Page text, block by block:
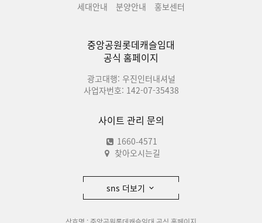
세대안내
분양안내 홍보센터
중앙공원롯데캐슬임대
공식 홈페이지
광고대행: 우진인터내셔널
사업자번호: 142-07-35438
사이트 관리 문의
1660-4571
찾아오시는길
sns 더보기